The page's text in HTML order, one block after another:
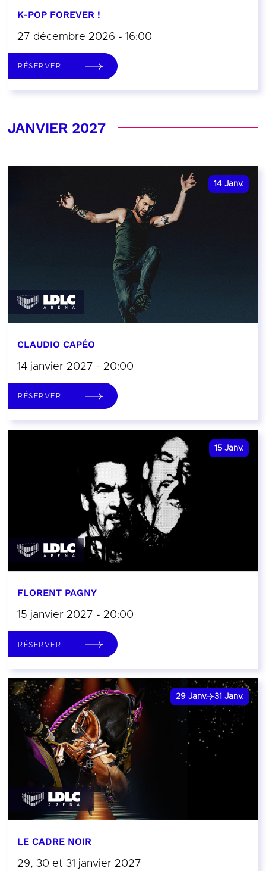
K-POP FOREVER !
27 décembre 2026 - 16:00
RÉSERVER
JANVIER 2027
14 Janv.
CLAUDIO CAPÉO
14 janvier 2027 - 20:00
RÉSERVER
15 Janv.
FLORENT PAGNY
15 janvier 2027 - 20:00
RÉSERVER
29 Janv. 31 Janv.
LE CADRE NOIR
29, 30 et 31 janvier 2027